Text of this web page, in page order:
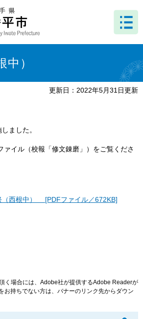
中）
更新日：2022年5月31日更新
ました。
ァイル（校報「修文錬磨」）をご覧くださ
西根中） [PDFファイル／672KB]
く場合には、Adobe社が提供するAdobe Readerが
お持ちでない方は、バナーのリンク先からダウン